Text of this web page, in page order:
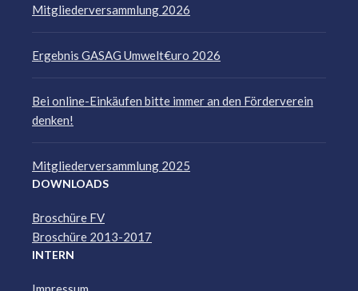
Mitgliederversammlung 2026
Ergebnis GASAG Umwelt€uro 2026
Bei online-Einkäufen bitte immer an den Förderverein
denken!
Mitgliederversammlung 2025
DOWNLOADS
Broschüre FV
Broschüre 2013-2017
INTERN